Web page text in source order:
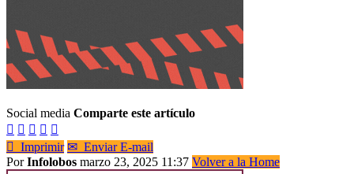
Social media Comparte este artículo
    
 Imprimir ✉ Enviar E-mail
PorInfolobos marzo 23, 2025 11:37 Volver a la Home